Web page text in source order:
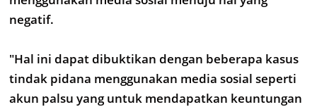
negatif.
"Hal ini dapat dibuktikan dengan beberapa kasus
tindak pidana menggunakan media sosial seperti
akun palsu yang untuk mendapatkan keuntungan